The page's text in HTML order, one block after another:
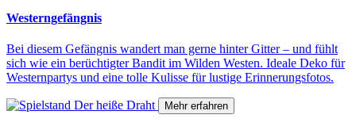
Westerngefängnis
Bei diesem Gefängnis wandert man gerne hinter Gitter – und fühlt
sich wie ein berüchtigter Bandit im Wilden Westen. Ideale Deko für
Westernpartys und eine tolle Kulisse für lustige Erinnerungsfotos.
Mehr erfahren